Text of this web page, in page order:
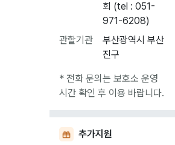
회 (tel : 051-
971-6208)
관할기관
부산광역시 부산
진구
* 전화 문의는 보호소 운영
시간 확인 후 이용 바랍니다.
추가지원